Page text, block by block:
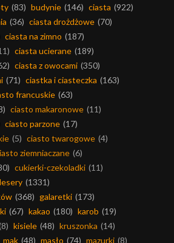
(83) budynie (146) ciasta (922)
(36) ciasta drożdżowe (70)
ciasta na zimno (187)
ciasta ucierane (189)
ciasta z owocami (350)
(71) ciastka i ciasteczka (163)
francuskie (63)
ciasto makaronowe (11)
ciasto parzone (17)
(5) ciasto twarogowe (4)
ziemniaczane (6)
cukierki-czekoladki (11)
(1331)
(368) galaretki (173)
(67) kakao (180) karob (19)
kisiele (48) kruszonka (14)
mak (48) masło (74) mazurki (8)